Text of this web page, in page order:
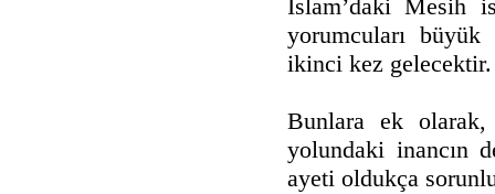
İslam’daki Mesih
yorumcuları
ikinci kez gelecektir.
Bunlara ek
yolundaki inancın
ayeti oldukça